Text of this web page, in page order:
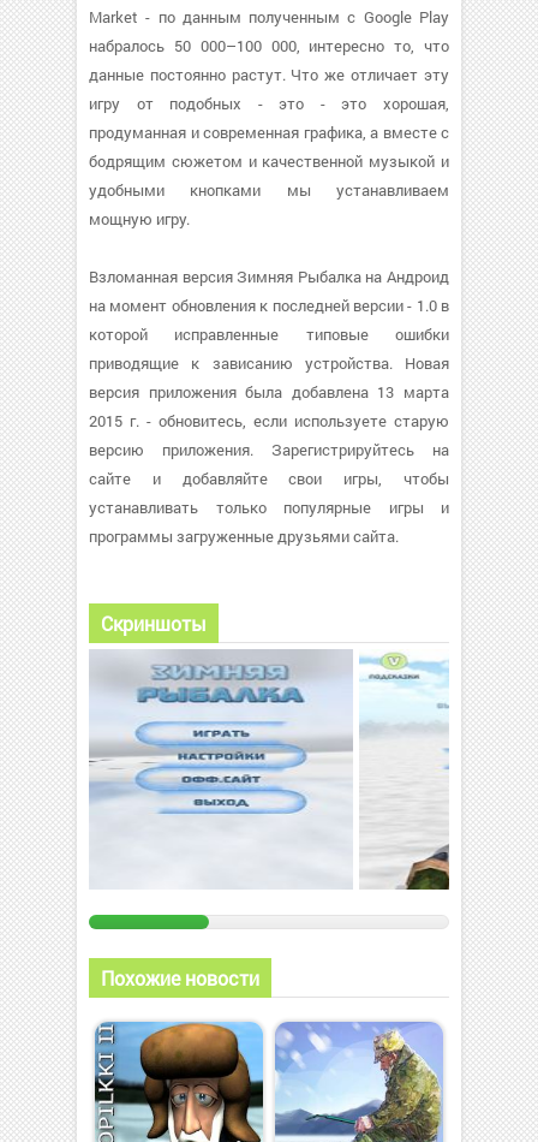
Market - по данным полученным с Google Play
набралось 50 000–100 000, интересно то, что
данные постоянно растут. Что же отличает эту
игру от подобных - это - это хорошая,
продуманная и современная графика, а вместе с
бодрящим сюжетом и качественной музыкой и
удобными кнопками мы устанавливаем
мощную игру.
Взломанная версия Зимняя Рыбалка на Андроид
на момент обновления к последней версии - 1.0 в
которой исправленные типовые ошибки
приводящие к зависанию устройства. Новая
версия приложения была добавлена 13 марта
2015 г. - обновитесь, если используете старую
версию приложения. Зарегистрируйтесь на
сайте и добавляйте свои игры, чтобы
устанавливать только популярные игры и
программы загруженные друзьями сайта.
Скриншоты
Похожие новости